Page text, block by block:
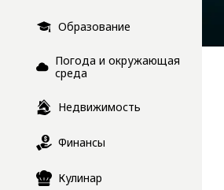
Образование
Погода и окружающая
среда
Недвижимость
Финансы
Кулинар